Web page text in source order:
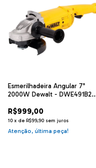
Esmerilhadeira Angular 7"
2000W Dewalt - DWE491B2
R$999,00
10 x de R$99,90 sem juros
Atenção, última peça!